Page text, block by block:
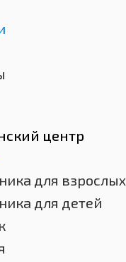
центр
для взрослых
для детей